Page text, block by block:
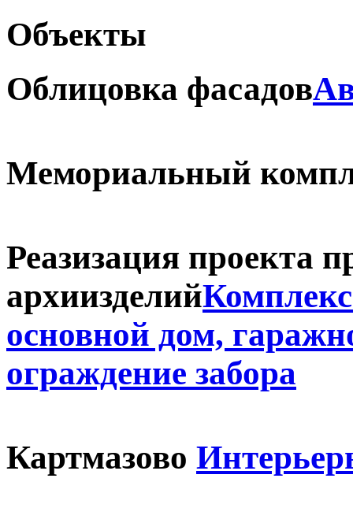
Объекты
Облицовка фасадов
Мемориальный
Реазизация проекта
архиизделий
основной дом,
ограждение забора
Картмазово